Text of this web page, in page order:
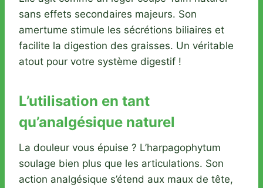
sans effets secondaires majeurs. Son
amertume stimule les sécrétions biliaires et
facilite la digestion des graisses. Un véritable
atout pour votre système digestif !
L’utilisation en tant
qu’analgésique naturel
La douleur vous épuise ? L’harpagophytum
soulage bien plus que les articulations. Son
action analgésique s’étend aux maux de tête,